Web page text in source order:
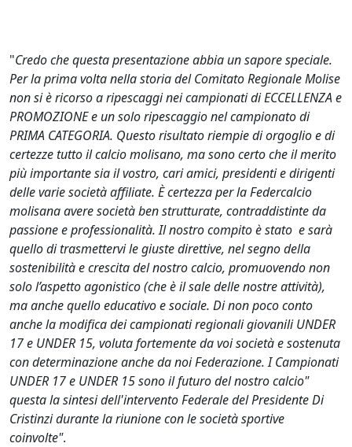
"Credo che questa presentazione abbia un sapore speciale.
Per la prima volta nella storia del Comitato Regionale Molise
non si è ricorso a ripescaggi nei campionati di ECCELLENZA e
PROMOZIONE e un solo ripescaggio nel campionato di
PRIMA CATEGORIA. Questo risultato riempie di orgoglio e di
certezze tutto il calcio molisano, ma sono certo che il merito
più importante sia il vostro, cari amici, presidenti e dirigenti
delle varie società affiliate. È certezza per la Federcalcio
molisana avere società ben strutturate, contraddistinte da
passione e professionalità. Il nostro compito è stato e sarà
quello di trasmettervi le giuste direttive, nel segno della
sostenibilità e crescita del nostro calcio, promuovendo non
solo l’aspetto agonistico (che è il sale delle nostre attività),
ma anche quello educativo e sociale. Di non poco conto
anche la modifica dei campionati regionali giovanili UNDER
17 e UNDER 15, voluta fortemente da voi società e sostenuta
con determinazione anche da noi Federazione. I Campionati
UNDER 17 e UNDER 15 sono il futuro del nostro calcio"
questa la sintesi dell'intervento Federale del Presidente Di
Cristinzi durante la riunione con le società sportive
coinvolte".